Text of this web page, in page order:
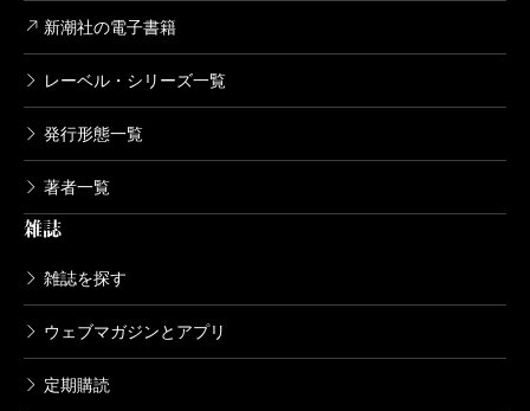
新潮社の電子書籍
レーベル・シリーズ一覧
発行形態一覧
著者一覧
雑誌
雑誌を探す
ウェブマガジンとアプリ
定期購読